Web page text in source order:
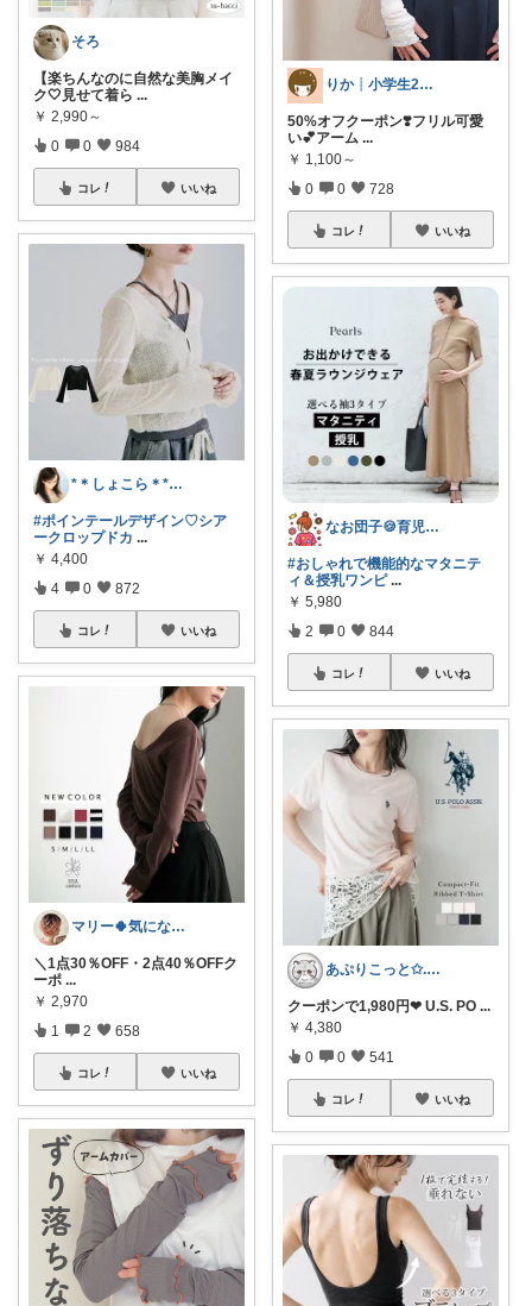
そろ
【楽ちんなのに自然な美胸メイ
ク🤍見せて着ら ...
￥ 2,990～
0 0 984
コレ いいね
*＊しょこら＊*朝コレ
#ポインテールデザイン♡シア
ークロップドカ ...
￥ 4,400
4 0 872
コレ いいね
マリー🍀気になるものたくさん✨
＼1点30％OFF・2点40％OFFク
ーポ ...
￥ 2,970
1 2 658
コレ いいね
りか┊小学生2人4人家族2LDK暮らし
50%オフクーポン❣️フリル可愛
い💕アーム ...
￥ 1,100～
0 0 728
コレ いいね
なお団子🍪育児・暮らしの便利グッズ
#おしゃれで機能的なマタニテ
ィ＆授乳ワンピ ...
￥ 5,980
2 0 844
コレ いいね
あぷりこっと✩.*˚100%ROOM経由
クーポンで1,980円❤︎ U.S. PO ...
￥ 4,380
0 0 541
コレ いいね